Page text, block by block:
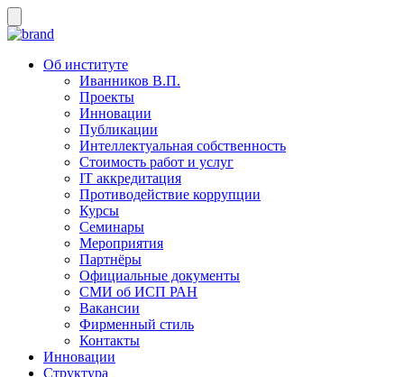
Об институте
Иванников В.П.
Проекты
Инновации
Публикации
Интеллектуальная собственность
Стоимость работ и услуг
IT аккредитация
Противодействие коррупции
Курсы
Семинары
Мероприятия
Партнёры
Официальные документы
СМИ об ИСП РАН
Вакансии
Фирменный стиль
Контакты
Инновации
Структура